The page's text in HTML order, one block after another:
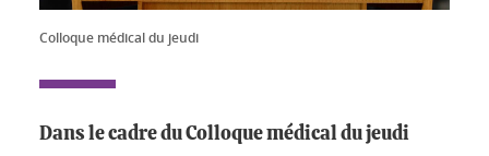
Colloque médical du jeudi
Dans le cadre du Colloque médical du jeudi